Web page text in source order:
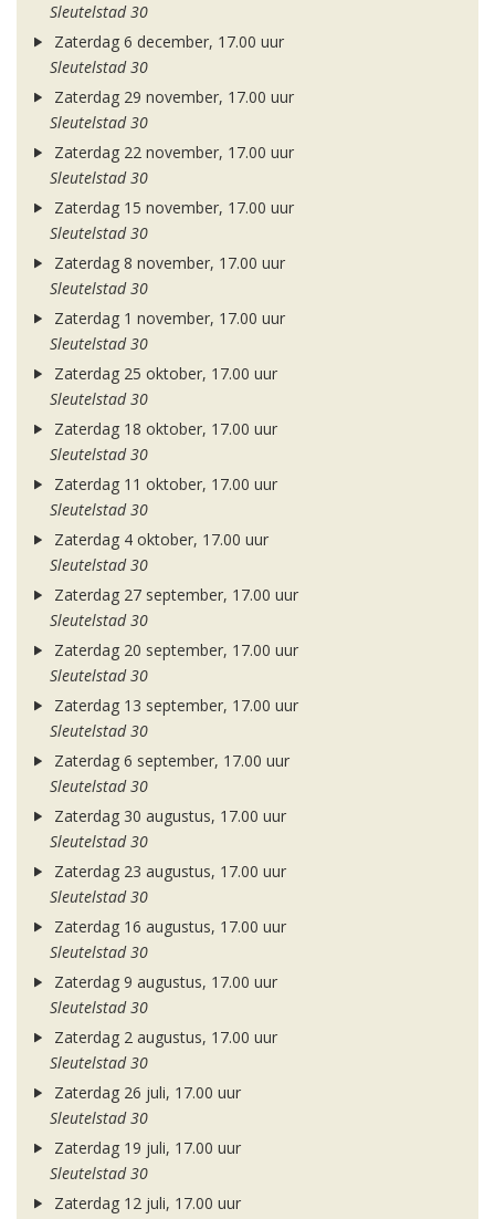
Sleutelstad 30
Zaterdag 6 december, 17.00 uur
Sleutelstad 30
Zaterdag 29 november, 17.00 uur
Sleutelstad 30
Zaterdag 22 november, 17.00 uur
Sleutelstad 30
Zaterdag 15 november, 17.00 uur
Sleutelstad 30
Zaterdag 8 november, 17.00 uur
Sleutelstad 30
Zaterdag 1 november, 17.00 uur
Sleutelstad 30
Zaterdag 25 oktober, 17.00 uur
Sleutelstad 30
Zaterdag 18 oktober, 17.00 uur
Sleutelstad 30
Zaterdag 11 oktober, 17.00 uur
Sleutelstad 30
Zaterdag 4 oktober, 17.00 uur
Sleutelstad 30
Zaterdag 27 september, 17.00 uur
Sleutelstad 30
Zaterdag 20 september, 17.00 uur
Sleutelstad 30
Zaterdag 13 september, 17.00 uur
Sleutelstad 30
Zaterdag 6 september, 17.00 uur
Sleutelstad 30
Zaterdag 30 augustus, 17.00 uur
Sleutelstad 30
Zaterdag 23 augustus, 17.00 uur
Sleutelstad 30
Zaterdag 16 augustus, 17.00 uur
Sleutelstad 30
Zaterdag 9 augustus, 17.00 uur
Sleutelstad 30
Zaterdag 2 augustus, 17.00 uur
Sleutelstad 30
Zaterdag 26 juli, 17.00 uur
Sleutelstad 30
Zaterdag 19 juli, 17.00 uur
Sleutelstad 30
Zaterdag 12 juli, 17.00 uur